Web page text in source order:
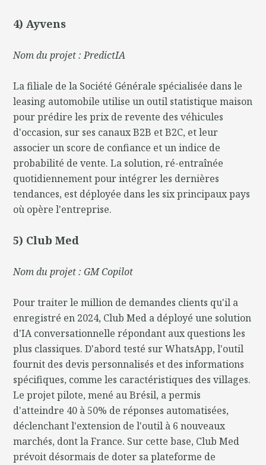
4) Ayvens
Nom du projet : PredictIA
La filiale de la Société Générale spécialisée dans le
leasing automobile utilise un outil statistique maison
pour prédire les prix de revente des véhicules
d'occasion, sur ses canaux B2B et B2C, et leur
associer un score de confiance et un indice de
probabilité de vente. La solution, ré-entraînée
quotidiennement pour intégrer les dernières
tendances, est déployée dans les six principaux pays
où opère l'entreprise.
5) Club Med
Nom du projet : GM Copilot
Pour traiter le million de demandes clients qu'il a
enregistré en 2024, Club Med a déployé une solution
d'IA conversationnelle répondant aux questions les
plus classiques. D'abord testé sur WhatsApp, l'outil
fournit des devis personnalisés et des informations
spécifiques, comme les caractéristiques des villages.
Le projet pilote, mené au Brésil, a permis
d'atteindre 40 à 50% de réponses automatisées,
déclenchant l'extension de l'outil à 6 nouveaux
marchés, dont la France. Sur cette base, Club Med
prévoit désormais de doter sa plateforme de